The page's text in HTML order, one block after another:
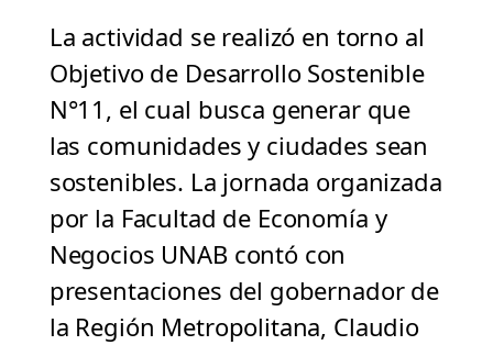
La actividad se realizó en torno al
Objetivo de Desarrollo Sostenible
N°11, el cual busca generar que
las comunidades y ciudades sean
sostenibles. La jornada organizada
por la Facultad de Economía y
Negocios UNAB contó con
presentaciones del gobernador de
la Región Metropolitana, Claudio